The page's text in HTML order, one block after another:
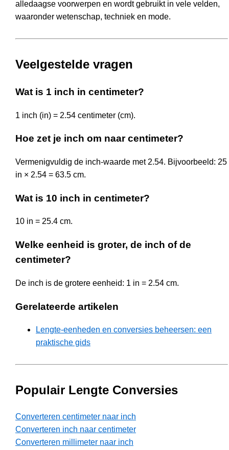
alledaagse voorwerpen en wordt gebruikt in vele velden,
waaronder wetenschap, techniek en mode.
Veelgestelde vragen
Wat is 1 inch in centimeter?
1 inch (in) = 2.54 centimeter (cm).
Hoe zet je inch om naar centimeter?
Vermenigvuldig de inch-waarde met 2.54. Bijvoorbeeld: 25
in × 2.54 = 63.5 cm.
Wat is 10 inch in centimeter?
10 in = 25.4 cm.
Welke eenheid is groter, de inch of de
centimeter?
De inch is de grotere eenheid: 1 in = 2.54 cm.
Gerelateerde artikelen
Lengte-eenheden en conversies beheersen: een
praktische gids
Populair Lengte Conversies
Converteren centimeter naar inch
Converteren inch naar centimeter
Converteren millimeter naar inch